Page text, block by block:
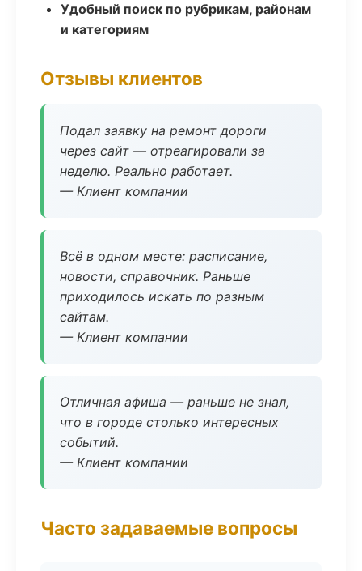
Удобный поиск по рубрикам, районам
и категориям
Отзывы клиентов
Подал заявку на ремонт дороги
через сайт — отреагировали за
неделю. Реально работает.
— Клиент компании
Всё в одном месте: расписание,
новости, справочник. Раньше
приходилось искать по разным
сайтам.
— Клиент компании
Отличная афиша — раньше не знал,
что в городе столько интересных
событий.
— Клиент компании
Часто задаваемые вопросы